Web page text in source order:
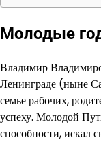
Молодые
Владимир
Ленинграде (ныне
семье рабочих,
успеху. Молодой
способности, искал